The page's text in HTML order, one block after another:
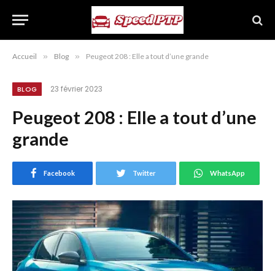
Accueil » Blog » Peugeot 208 : Elle a tout d’une grande
BLOG 23 février 2023
Peugeot 208 : Elle a tout d’une
grande
Facebook Twitter WhatsApp